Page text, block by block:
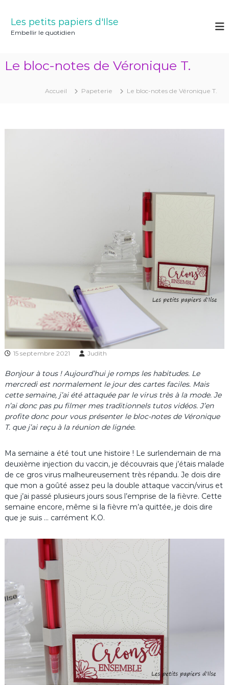
Les petits papiers d'Ilse
Embellir le quotidien
Le bloc-notes de Véronique T.
Accueil Papeterie Le bloc-notes de Véronique T.
15 septembre 2021 Judith
Bonjour à tous ! Aujourd’hui je romps les habitudes. Le
mercredi est normalement le jour des cartes faciles. Mais
cette semaine, j’ai été attaquée par le virus très à la mode. Je
n’ai donc pas pu filmer mes traditionnels tutos vidéos. J’en
profite donc pour vous présenter le bloc-notes de Véronique
T. que j’ai reçu à la réunion de lignée.
Ma semaine a été tout une histoire ! Le surlendemain de ma
deuxième injection du vaccin, je découvrais que j’étais malade
de ce gros virus malheureusement très répandu. Je dois dire
que mon a goûté assez peu la double attaque vaccin/virus et
que j’ai passé plusieurs jours sous l’emprise de la fièvre. Cette
semaine encore, même si la fièvre m’a quittée, je dois dire
que je suis … carrément K.O.